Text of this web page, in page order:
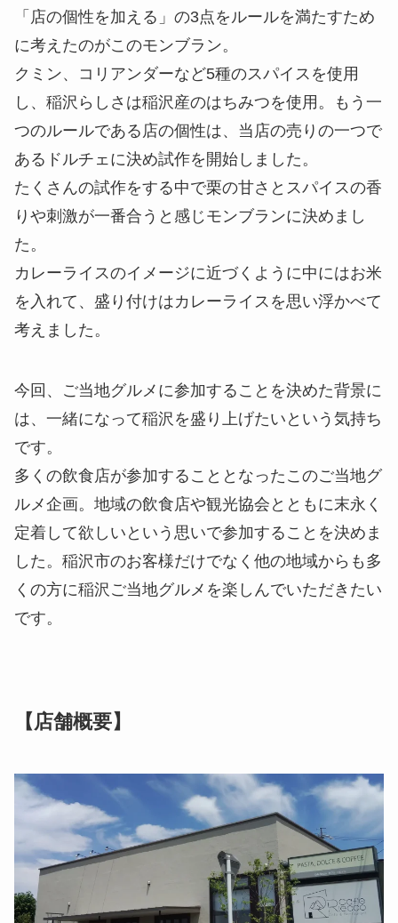
「店の個性を加える」の3点をルールを満たすため
に考えたのがこのモンブラン。
クミン、コリアンダーなど5種のスパイスを使用
し、稲沢らしさは稲沢産のはちみつを使用。もう一
つのルールである店の個性は、当店の売りの一つで
あるドルチェに決め試作を開始しました。
たくさんの試作をする中で栗の甘さとスパイスの香
りや刺激が一番合うと感じモンブランに決めまし
た。
カレーライスのイメージに近づくように中にはお米
を入れて、盛り付けはカレーライスを思い浮かべて
考えました。
今回、ご当地グルメに参加することを決めた背景に
は、一緒になって稲沢を盛り上げたいという気持ち
です。
多くの飲食店が参加することとなったこのご当地グ
ルメ企画。地域の飲食店や観光協会とともに末永く
定着して欲しいという思いで参加することを決めま
した。稲沢市のお客様だけでなく他の地域からも多
くの方に稲沢ご当地グルメを楽しんでいただきたい
です。
【店舗概要】